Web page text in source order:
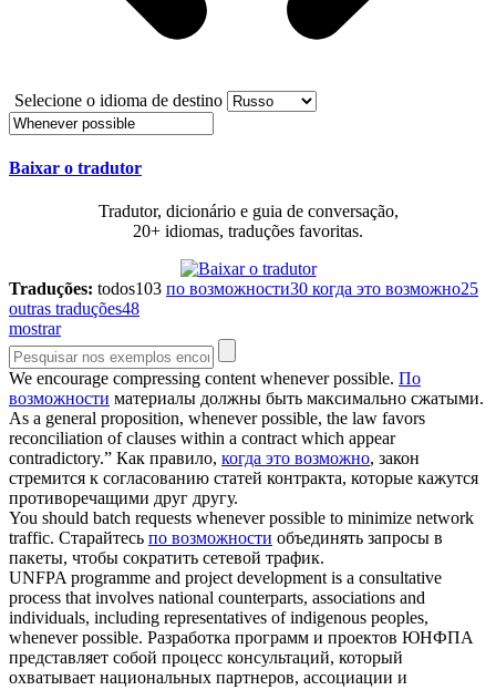
Selecione o idioma de destino
Baixar o tradutor
Tradutor, dicionário e guia de conversação,
20+ idiomas, traduções favoritas.
Traduções: todos103 по возможности30 когда это возможно25
outras traduções48
mostrar
We encourage compressing contentwhenever possible. По
возможности материалы должны быть максимально сжатыми.
As a general proposition, whenever possible, the law favors
reconciliation of clauses within a contract which appear
contradictory.” Как правило, когда это возможно, закон
стремится к согласованию статей контракта, которые кажутся
противоречащими друг другу.
You should batch requests whenever possible to minimize network
traffic. Старайтесь по возможности объединять запросы в
пакеты, чтобы сократить сетевой трафик.
UNFPA programme and project development is a consultative
process that involves national counterparts, associations and
individuals, including representatives of indigenous peoples,
whenever possible. Разработка программ и проектов ЮНФПА
представляет собой процесс консультаций, который
охватывает национальных партнеров, ассоциации и